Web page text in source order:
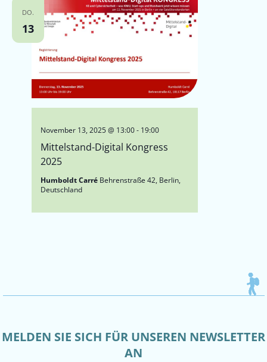
DO.
13
Mittelstand-Digital Kongress
2025
November 13, 2025 @ 13:00- 19:00
Humboldt Carré Behrenstraße 42, Berlin,
Deutschland
MELDEN SIE SICH FÜR UNSEREN NEWSLETTER
AN